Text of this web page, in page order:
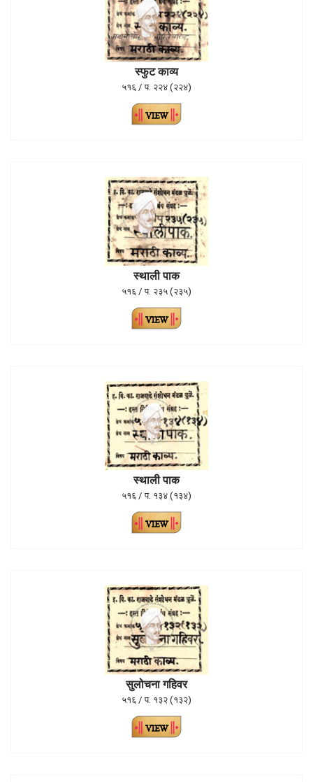
स्फुट काव्य
५१६ / प. २२४ (२२४)
स्थाली पाक
५१६ / प. २३५ (२३५)
स्थाली पाक
५१६ / प. १३४ (१३४)
सुलोचना गहिवर
५१६ / प. १३२ (१३२)